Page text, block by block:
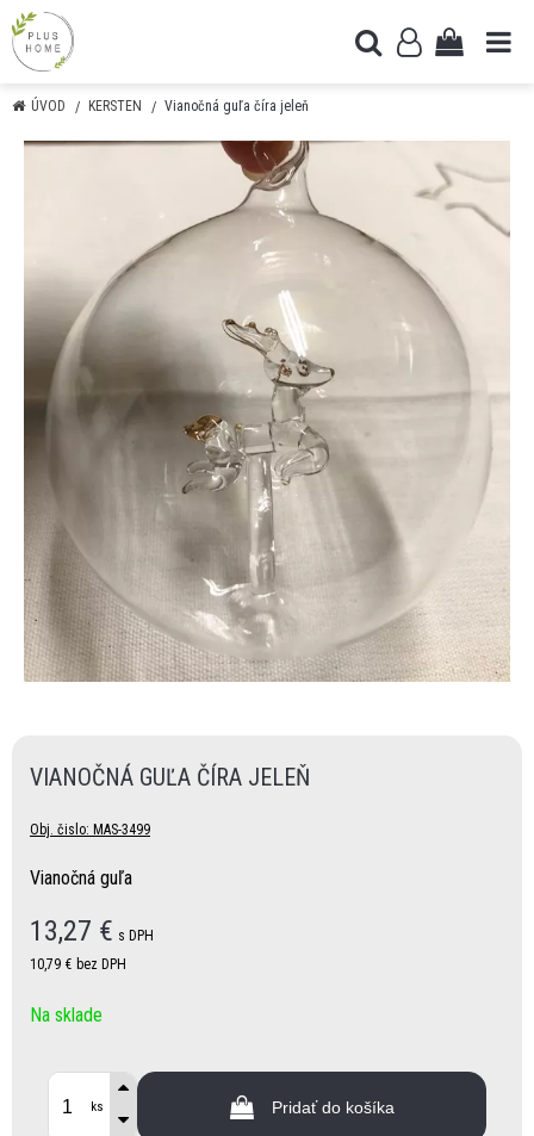
ÚVOD KERSTEN Vianočná guľa číra jeleň
VIANOČNÁ GUĽA ČÍRA JELEŇ
Obj. čislo: MAS-3499
Vianočná guľa
13,27 € s DPH
10,79 € bez DPH
Na sklade
ks Pridať do košíka